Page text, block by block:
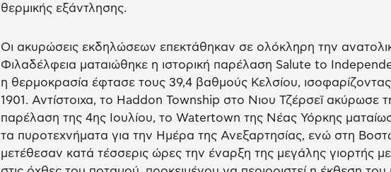
θερμικής εξάντλησης.
Οι ακυρώσεις εκδηλώσεων επεκτάθηκαν σε ολόκληρη την
Φιλαδέλφεια ματαιώθηκε η ιστορική παρέλαση Salute to
η θερμοκρασία έφτασε τους 39,4 βαθμούς Κελσίου,
1901. Αντίστοιχα, το Haddon Township στο Νιου Τζέρσεϊ ακύρωσε
παρέλαση της 4ης Ιουλίου, το Watertown της Νέας Υόρκης
τα πυροτεχνήματα για την Ημέρα της Ανεξαρτησίας, ενώ στη
μετέθεσαν κατά τέσσερις ώρες την έναρξη της μεγάλης γιορτής